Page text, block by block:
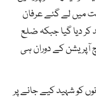
میں لے گئے عرفان
کر دیا گیا جبکہ ضلع
آپریشن کے دوران ہی
کو شہید کیے جانے پر